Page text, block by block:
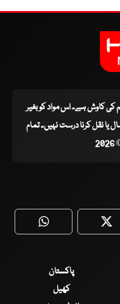
ٹیم کی کاوش ہے۔ اس مواد کو بغیر
نقل کرنا درست نہیں۔ تمام
WhatsApp
پاکستان
کھیل